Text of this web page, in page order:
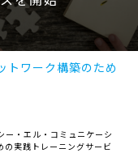
トワーク構築のため
・エル・コミュニケーシ
の実践トレーニングサービ